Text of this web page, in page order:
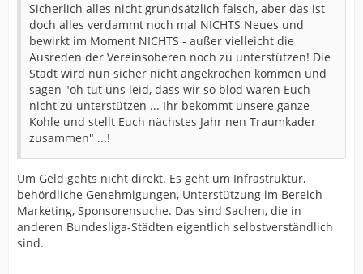
Sicherlich alles nicht grundsätzlich falsch, aber das ist
doch alles verdammt noch mal NICHTS Neues und
bewirkt im Moment NICHTS - außer vielleicht die
Ausreden der Vereinsoberen noch zu unterstützen! Die
Stadt wird nun sicher nicht angekrochen kommen und
sagen "oh tut uns leid, dass wir so blöd waren Euch
nicht zu unterstützen ... Ihr bekommt unsere ganze
Kohle und stellt Euch nächstes Jahr nen Traumkader
zusammen" ...!
Um Geld gehts nicht direkt. Es geht um Infrastruktur,
behördliche Genehmigungen, Unterstützung im Bereich
Marketing, Sponsorensuche. Das sind Sachen, die in
anderen Bundesliga-Städten eigentlich selbstverständlich
sind.